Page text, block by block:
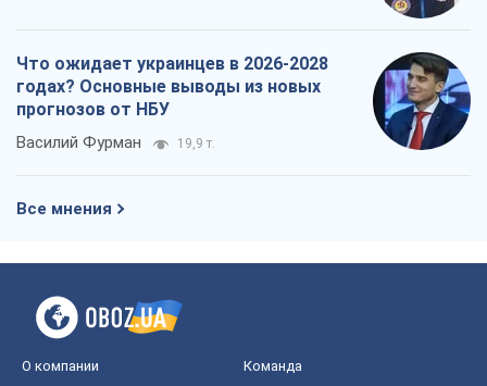
Что ожидает украинцев в 2026-2028
годах? Основные выводы из новых
прогнозов от НБУ
Василий Фурман 19,9 т.
Все мнения
О компании Команда